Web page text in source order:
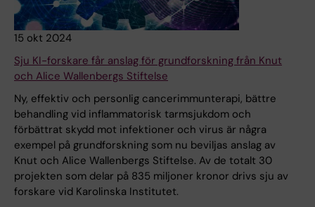
15 okt 2024
Sju KI-forskare får anslag för grundforskning från Knut
och Alice Wallenbergs Stiftelse
Ny, effektiv och personlig cancerimmunterapi, bättre
behandling vid inflammatorisk tarmsjukdom och
förbättrat skydd mot infektioner och virus är några
exempel på grundforskning som nu beviljas anslag av
Knut och Alice Wallenbergs Stiftelse. Av de totalt 30
projekten som delar på 835 miljoner kronor drivs sju av
forskare vid Karolinska Institutet.